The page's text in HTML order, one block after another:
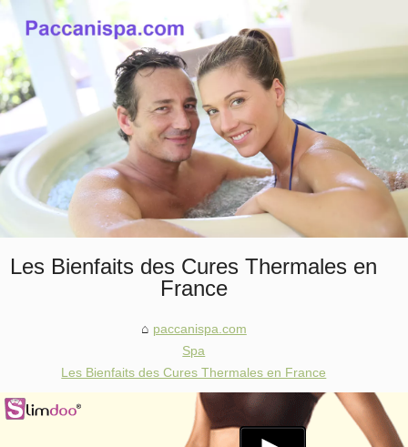
Les Bienfaits des Cures Thermales en
France
paccanispa.com
Spa
Les Bienfaits des Cures Thermales en France